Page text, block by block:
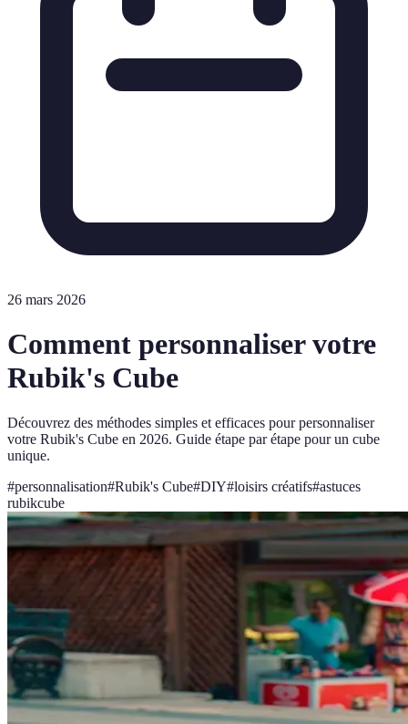
26 mars 2026
Comment personnaliser votre
Rubik's Cube
Découvrez des méthodes simples et efficaces pour personnaliser
votre Rubik's Cube en 2026. Guide étape par étape pour un cube
unique.
#personnalisation#Rubik's Cube#DIY#loisirs créatifs#astuces
rubikcube